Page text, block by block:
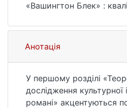
https://ir.library.knu.ua/
81
«Вашингтон Блек» :
80 с. URL:
https://ir.library.knu.ua/
81 (дата звернення:
Анотація
У першому розділі
дослідження культурної
романі» акцентуються